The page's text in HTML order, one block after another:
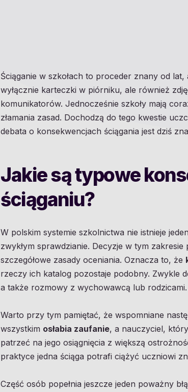
Ściąganie w szkołach to proceder znany od
wyłącznie karteczki w piórniku, ale również
komunikatorów. Jednocześnie szkoły mają
złamania zasad. Dochodzą do tego kwestie
debata o konsekwencjach ściągania jest dziś
Jakie są typowe
ściąganiu?
W polskim systemie szkolnictwa nie istnieje
zwykłym sprawdzianie. Decyzje w tym
szczegółowe zasady oceniania. Oznacza to, że
rzeczy ich katalog pozostaje podobny. Zwykle
a także rozmowy z wychowawcą lub rodzicami.
Warto przy tym pamiętać, że wspomniane
wszystkim osłabia zaufanie, a nauczyciel,
patrzeć na jego osiągnięcia z większą
praktyce jedna ściąga potrafi ciążyć uczniowi
Część osób popełnia jeszcze jeden poważny